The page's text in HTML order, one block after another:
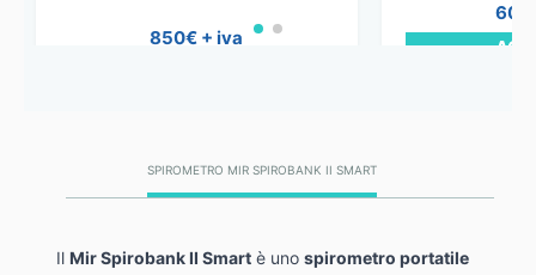
850€ + iva
SPIROMETRO MIR SPIROBANK II SMART
Il Mir Spirobank II Smart è uno spirometro portatile